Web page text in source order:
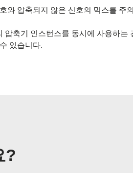
와 압축되지 않은 신호의 믹스를
압축기 인스턴스를 동시에 사용하
있습니다.
?